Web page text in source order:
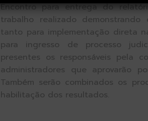
Encontro para entrega do
trabalho realizado
tanto para implementação direta
para ingresso de processo
presentes os responsáveis pela
administradores que aprovarão
Também serão combinados os
habilitação dos resultados.